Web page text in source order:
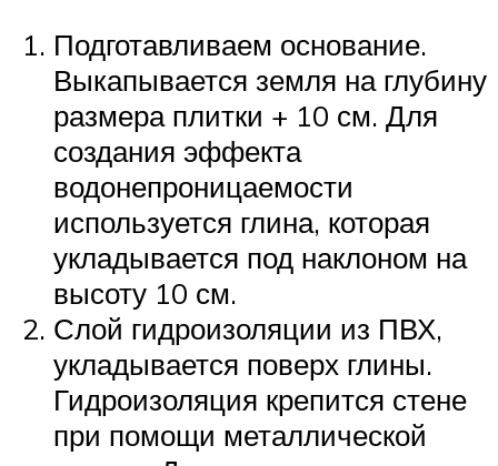
Подготавливаем основание.
Выкапывается земля на глубину
размера плитки + 10 см. Для
создания эффекта
водонепроницаемости
используется глина, которая
укладывается под наклоном на
высоту 10 см.
Слой гидроизоляции из ПВХ,
укладывается поверх глины.
Гидроизоляция крепится стене
при помощи металлической